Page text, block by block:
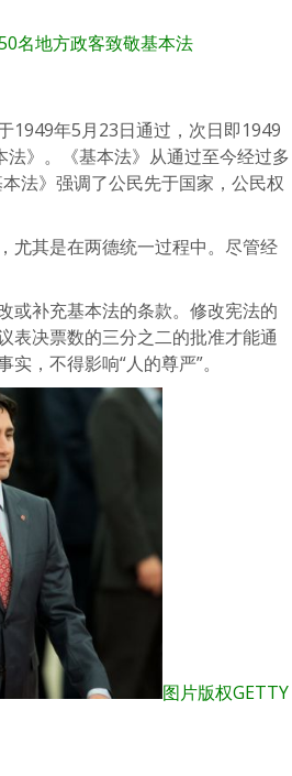
名地方政客致敬基本法
1949年5月23日通过，次日即1949
》。《基本法》从通过至今经过多
法》强调了公民先于国家，公民权
尤其是在两德统一过程中。尽管经
或补充基本法的条款。修改宪法的
表决票数的三分之二的批准才能通
，不得影响“人的尊严”。
图片版权GETTY